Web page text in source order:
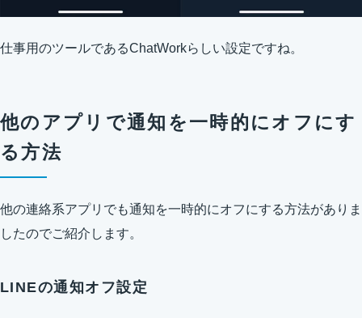
仕事用のツールであるChatWorkらしい設定ですね。
他のアプリで通知を一時的にオフにす
る方法
他の連絡系アプリでも通知を一時的にオフにする方法がありま
したのでご紹介します。
LINEの通知オフ設定